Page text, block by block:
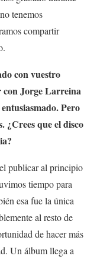
tenemos
compartir
con vuestro
con Jorge Larreina
Pero
. ¿Crees que el disco
publicar al principio
tiempo para
esa fue la única
al resto de
de hacer más
Un álbum llega a